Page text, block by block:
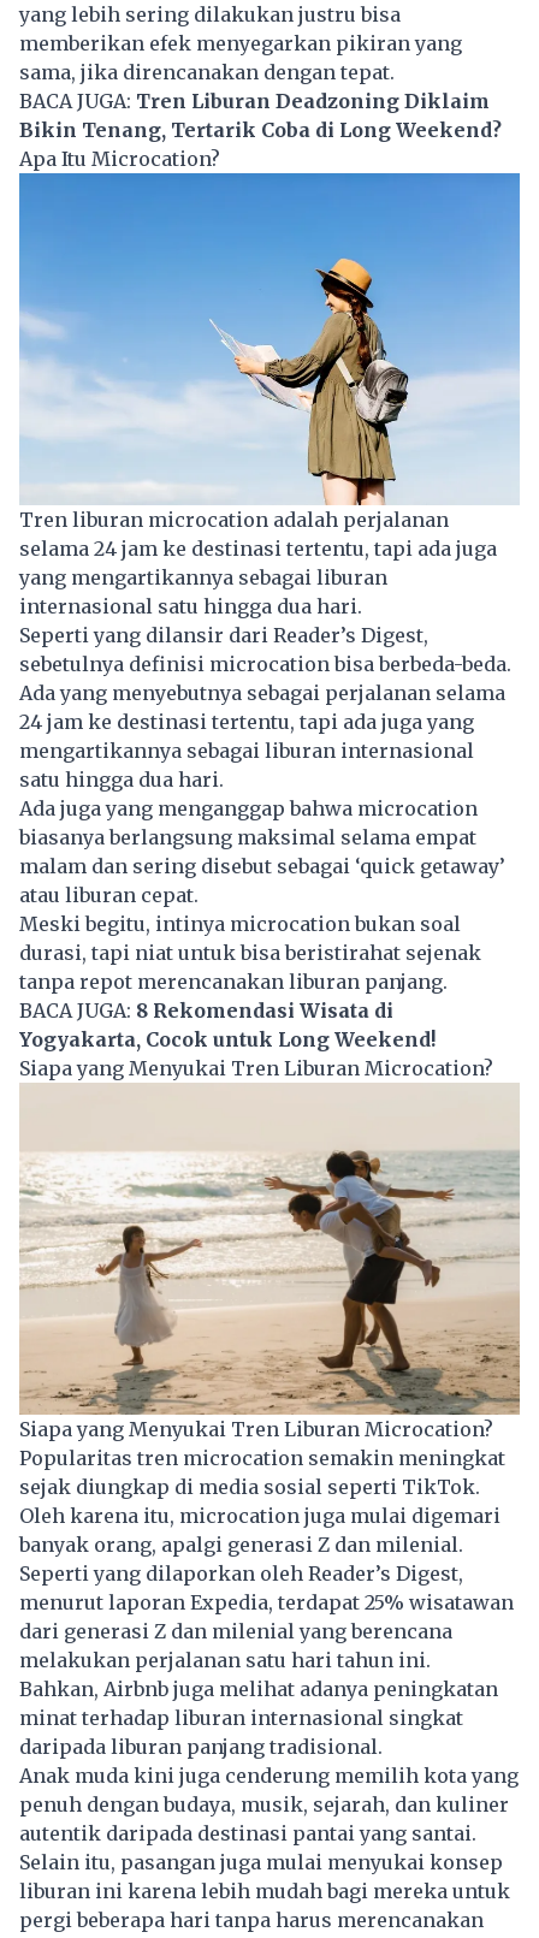
yang lebih sering dilakukan justru bisa
memberikan efek menyegarkan pikiran yang
sama, jika direncanakan dengan tepat.
BACA JUGA: Tren Liburan Deadzoning Diklaim
Bikin Tenang, Tertarik Coba di Long Weekend?
Apa Itu Microcation?
Tren liburan microcation adalah perjalanan
selama 24 jam ke destinasi tertentu, tapi ada juga
yang mengartikannya sebagai liburan
internasional satu hingga dua hari.
Seperti yang dilansir dari Reader’s Digest,
sebetulnya definisi microcation bisa berbeda-beda.
Ada yang menyebutnya sebagai perjalanan selama
24 jam ke destinasi tertentu, tapi ada juga yang
mengartikannya sebagai liburan internasional
satu hingga dua hari.
Ada juga yang menganggap bahwa microcation
biasanya berlangsung maksimal selama empat
malam dan sering disebut sebagai ‘quick getaway’
atau liburan cepat.
Meski begitu, intinya microcation bukan soal
durasi, tapi niat untuk bisa beristirahat sejenak
tanpa repot merencanakan liburan panjang.
BACA JUGA: 8 Rekomendasi Wisata di
Yogyakarta, Cocok untuk Long Weekend!
Siapa yang Menyukai Tren Liburan Microcation?
Siapa yang Menyukai Tren Liburan Microcation?
Popularitas tren microcation semakin meningkat
sejak diungkap di media sosial seperti TikTok.
Oleh karena itu, microcation juga mulai digemari
banyak orang, apalgi generasi Z dan milenial.
Seperti yang dilaporkan oleh Reader’s Digest,
menurut laporan Expedia, terdapat 25% wisatawan
dari generasi Z dan milenial yang berencana
melakukan perjalanan satu hari tahun ini.
Bahkan, Airbnb juga melihat adanya peningkatan
minat terhadap liburan internasional singkat
daripada liburan panjang tradisional.
Anak muda kini juga cenderung memilih kota yang
penuh dengan budaya, musik, sejarah, dan kuliner
autentik daripada destinasi pantai yang santai.
Selain itu, pasangan juga mulai menyukai konsep
liburan ini karena lebih mudah bagi mereka untuk
pergi beberapa hari tanpa harus merencanakan